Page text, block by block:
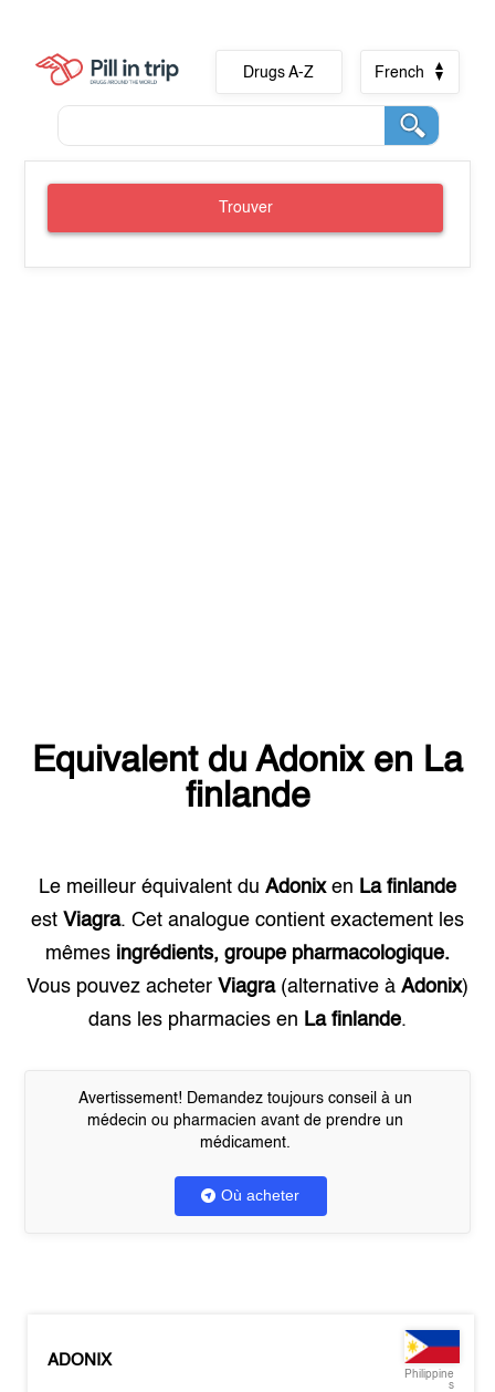
Drugs A-Z French
Trouver
Equivalent du Adonixen La
finlande
Le meilleur équivalent du Adonixen La finlande
est Viagra. Cet analogue contient exactement les
mêmes ingrédients, groupe pharmacologique.
Vous pouvez acheter Viagra(alternative à Adonix)
dans les pharmacies en La finlande.
Avertissement! Demandez toujours conseil à un
médecin ou pharmacien avant de prendre un
médicament.
Où acheter
ADONIX
Philippine
s